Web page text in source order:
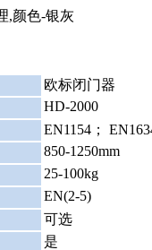
,颜色-银灰
欧标闭门器
HD-2000
EN1154；
850-1250mm
25-100kg
EN(2-5)
可选
是